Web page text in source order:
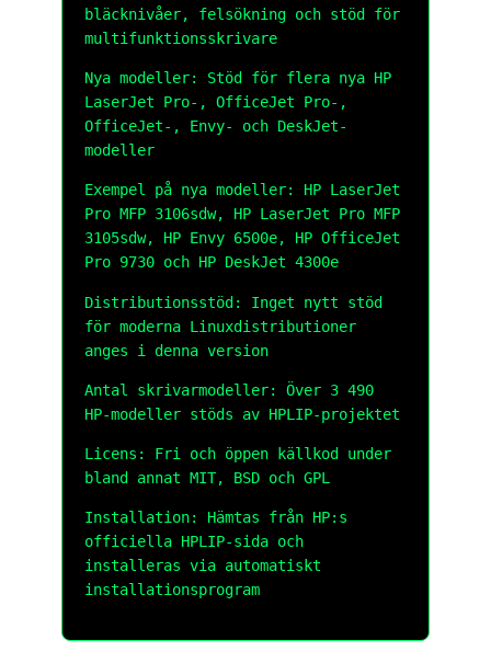
bläcknivåer, felsökning och stöd för
multifunktionsskrivare
Nya modeller: Stöd för flera nya HP
LaserJet Pro-, OfficeJet Pro-,
OfficeJet-, Envy- och DeskJet-
modeller
Exempel på nya modeller: HP LaserJet
Pro MFP 3106sdw, HP LaserJet Pro MFP
3105sdw, HP Envy 6500e, HP OfficeJet
Pro 9730 och HP DeskJet 4300e
Distributionsstöd: Inget nytt stöd
för moderna Linuxdistributioner
anges i denna version
Antal skrivarmodeller: Över 3 490
HP-modeller stöds av HPLIP-projektet
Licens: Fri och öppen källkod under
bland annat MIT, BSD och GPL
Installation: Hämtas från HP:s
officiella HPLIP-sida och
installeras via automatiskt
installationsprogram